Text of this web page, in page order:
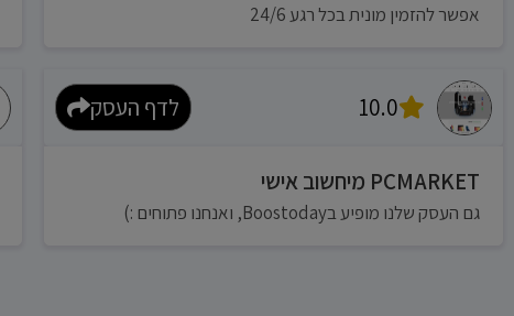
אפשר להזמין מונית בכל רגע 24/6
10.0 לדף העסק
PCMARKET מיחשוב אישי
גם העסק שלנו מופיע בBoostoday, ואנחנו פתוחים :)